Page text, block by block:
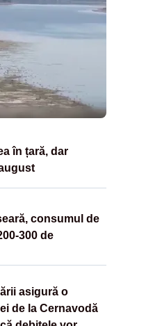
în țară, dar
consumul de
300 de
asigură o
de la Cernavodă